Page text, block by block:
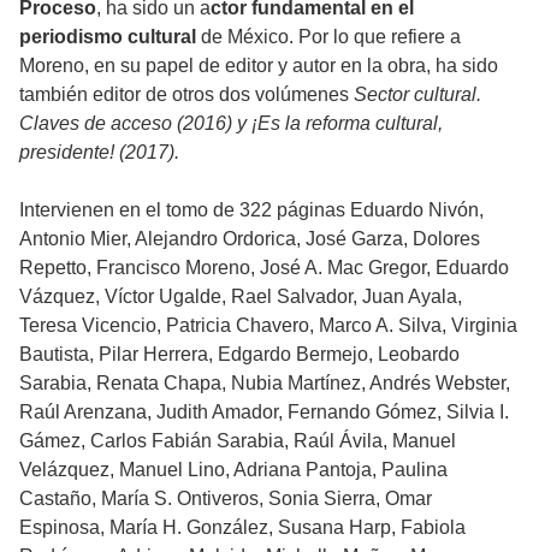
Proceso, ha sido un actor fundamental en el
periodismo cultural de México. Por lo que refiere a
Moreno, en su papel de editor y autor en la obra, ha sido
también editor de otros dos volúmenes Sector cultural.
Claves de acceso (2016) y ¡Es la reforma cultural,
presidente! (2017).
Intervienen en el tomo de 322 páginas Eduardo Nivón,
Antonio Mier, Alejandro Ordorica, José Garza, Dolores
Repetto, Francisco Moreno, José A. Mac Gregor, Eduardo
Vázquez, Víctor Ugalde, Rael Salvador, Juan Ayala,
Teresa Vicencio, Patricia Chavero, Marco A. Silva, Virginia
Bautista, Pilar Herrera, Edgardo Bermejo, Leobardo
Sarabia, Renata Chapa, Nubia Martínez, Andrés Webster,
Raúl Arenzana, Judith Amador, Fernando Gómez, Silvia I.
Gámez, Carlos Fabián Sarabia, Raúl Ávila, Manuel
Velázquez, Manuel Lino, Adriana Pantoja, Paulina
Castaño, María S. Ontiveros, Sonia Sierra, Omar
Espinosa, María H. González, Susana Harp, Fabiola